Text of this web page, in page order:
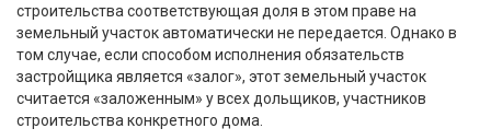
строительства соответствующая доля в этом праве на
земельный участок автоматически не передается. Однако в
том случае, если способом исполнения обязательств
застройщика является «залог», этот земельный участок
считается «заложенным» у всех дольщиков, участников
строительства конкретного дома.